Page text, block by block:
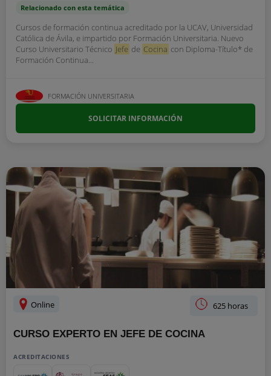
Relacionado con esta temática
Cursos de formación continua acreditado por la UCAV, Universidad
Católica de Ávila, e impartido por Formación Universitaria. Nuevo
Curso Universitario Técnico Jefe de Cocina con Diploma-Título* de
Formación Continua...
FORMACIÓN UNIVERSITARIA
SOLICITAR INFORMACIÓN
Online 625 horas
CURSO EXPERTO EN JEFE DE COCINA
ACREDITACIONES